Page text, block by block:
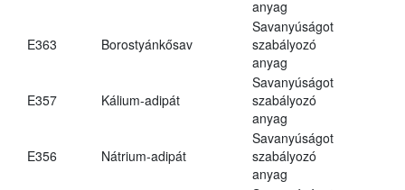
anyag
E363 Borostyánkősav
Savanyúságot
szabályozó
anyag
E357 Kálium-adipát
Savanyúságot
szabályozó
anyag
E356 Nátrium-adipát
Savanyúságot
szabályozó
anyag